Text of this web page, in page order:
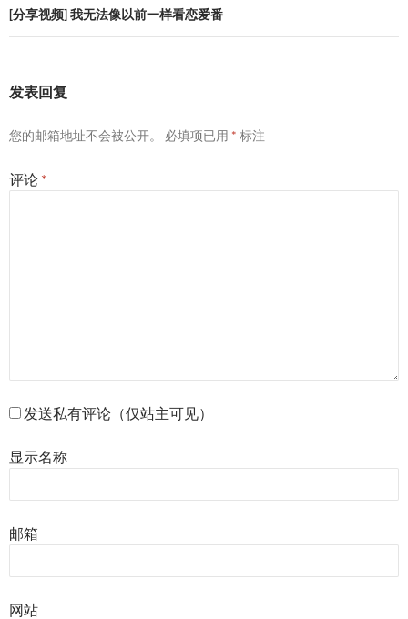
航
[分享视频] 我无法像以前一样看恋爱番
发表回复
您的邮箱地址不会被公开。 必填项已用 * 标注
评论 *
发送私有评论（仅站主可见）
显示名称
邮箱
网站